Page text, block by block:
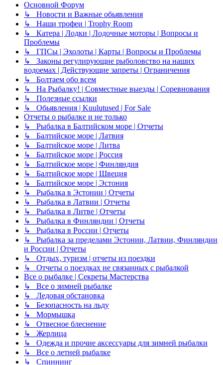
Основной Форум
↳ Новости и Важные обьявления
↳ Наши трофеи | Trophy Room
↳ Катера | Лодки | Лодочные моторы | Вопросы и
Проблемы
↳ ГПСы | Эхолоты | Карты | Вопросы и Проблемы
↳ Законы регулирующие рыболовство на наших
водоемах | Действующие запреты | Ограничения
↳ Болтаем обо всем
↳ На Рыбалку! | Совместные выезды | Соревнования
↳ Полезные ссылки
↳ Обьявления | Kuulutused | For Sale
Отчеты о рыбалке и не только
↳ Рыбалка в Балтийском море | Отчеты
↳ Балтийское море | Латвия
↳ Балтийское море | Литва
↳ Балтийское море | Россия
↳ Балтийское море | Финляндия
↳ Балтийское море | Швеция
↳ Балтийское море | Эстония
↳ Рыбалка в Эстонии | Отчеты
↳ Рыбалка в Латвии | Отчеты
↳ Рыбалка в Литве | Отчеты
↳ Рыбалка в Финляндии | Отчеты
↳ Рыбалка в России | Отчеты
↳ Рыбалка за пределами Эстонии, Латвии, Финляндии
и России | Отчеты
↳ Отдых, туризм | отчеты из поездки
↳ Отчеты о поездках не связанных с рыбалкой
Все о рыбалке | Секреты Мастерства
↳ Все о зимней рыбалке
↳ Ледовая обстановка
↳ Безопасность на льду
↳ Мормышка
↳ Отвесное блеснение
↳ Жерлица
↳ Одежда и прочие аксессуары для зимней рыбалки
↳ Все о летней рыбалке
↳ Спиннинг